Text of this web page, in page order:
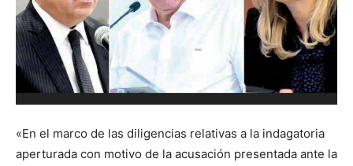
«En el marco de las diligencias relativas a la indagatoria
aperturada con motivo de la acusación presentada ante la